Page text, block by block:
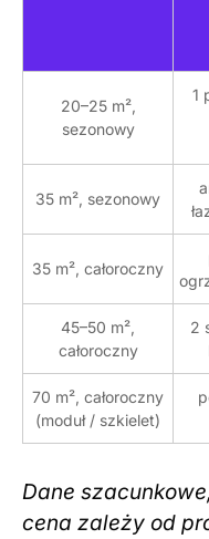
20–25 m²,
sezonowy
1
35 m², sezonowy
35 m², całoroczny
45–50 m²,
całoroczny
2
70 m², całoroczny
(moduł / szkielet)
Dane
cena zależy od